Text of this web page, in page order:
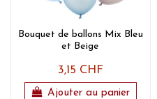
Bouquet de ballons Mix Bleu
et Beige
3,15 CHF
Ajouter au panier